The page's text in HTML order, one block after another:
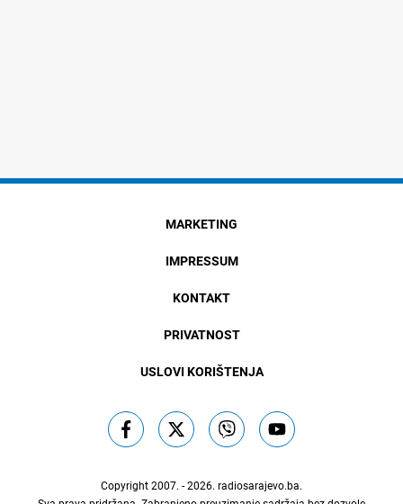
MARKETING
IMPRESSUM
KONTAKT
PRIVATNOST
USLOVI KORIŠTENJA
Copyright 2007. - 2026. radiosarajevo.ba.